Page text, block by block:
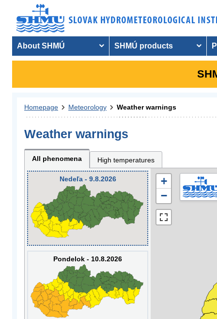
About SHMÚ SHMÚ products
Homepage Meteorology Weather warnings
Weather warnings
All phenomena High temperatures
Nedeľa - 9.8.2026
Pondelok - 10.8.2026
+
−